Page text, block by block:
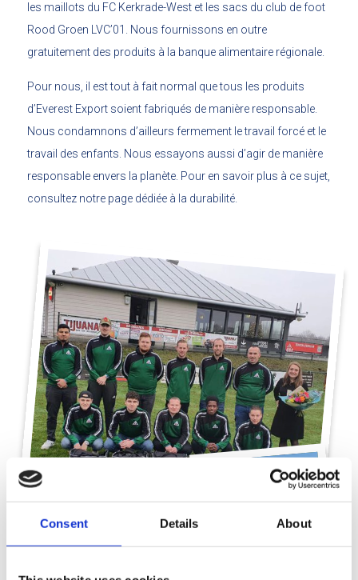
Consent Details About
les maillots du FC Kerkrade-West et les sacs du club de foot
Rood Groen LVC’01. Nous fournissons en outre
gratuitement des produits à la banque alimentaire régionale.
Pour nous, il est tout à fait normal que tous les produits
d’Everest Export soient fabriqués de manière responsable.
Nous condamnons d’ailleurs fermement le travail forcé et le
travail des enfants. Nous essayons aussi d’agir de manière
responsable envers la planète. Pour en savoir plus à ce sujet,
consultez notre page dédiée à la durabilité.